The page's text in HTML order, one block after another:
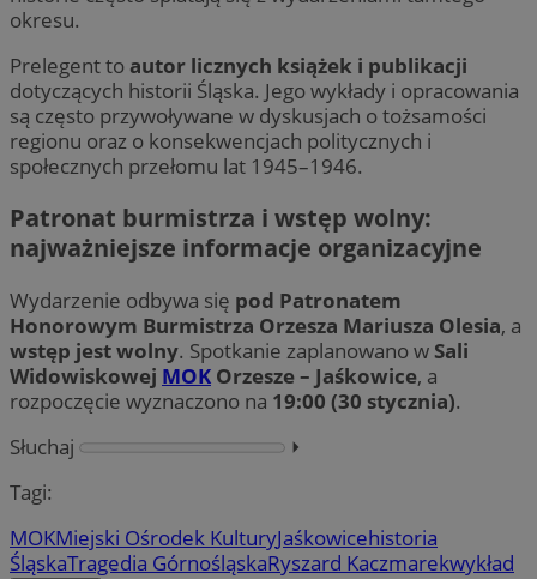
okresu.
Prelegent to autor licznych książek i publikacji
dotyczących historii Śląska. Jego wykłady i opracowania
są często przywoływane w dyskusjach o tożsamości
regionu oraz o konsekwencjach politycznych i
społecznych przełomu lat 1945–1946.
Patronat burmistrza i wstęp wolny:
najważniejsze informacje organizacyjne
Wydarzenie odbywa się pod Patronatem
Honorowym Burmistrza Orzesza Mariusza Olesia, a
wstęp jest wolny. Spotkanie zaplanowano w Sali
Widowiskowej MOK Orzesze – Jaśkowice, a
rozpoczęcie wyznaczono na 19:00 (30 stycznia).
Słuchaj
⏵︎
Tagi:
MOKMiejski Ośrodek KulturyJaśkowicehistoria
ŚląskaTragedia GórnośląskaRyszard Kaczmarekwykład